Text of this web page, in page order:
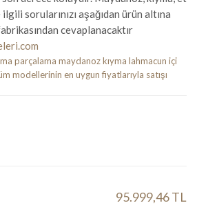
sorularınızı aşağıdan ürün altına
cevaplanacaktır
95.999,46 TL